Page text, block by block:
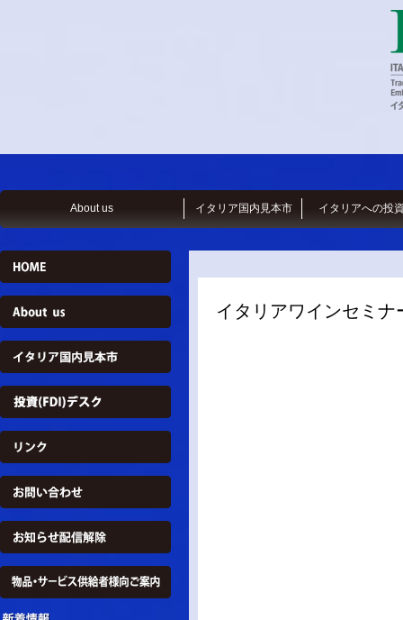
About us イタリア国内見本市 イタリアへの投
イタリアワインセミ